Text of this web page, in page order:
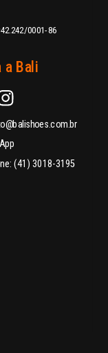
0001-86
a Bali
(41) 3018-3195